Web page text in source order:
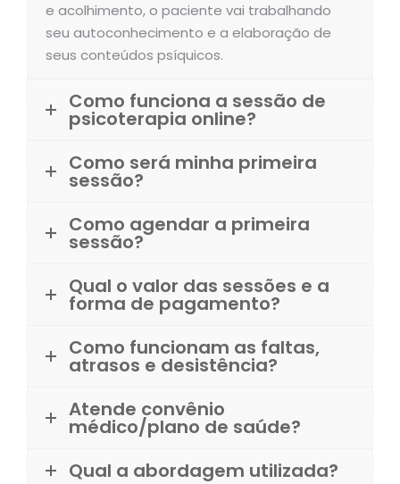
e acolhimento, o paciente vai trabalhando
seu autoconhecimento e a elaboração de
seus conteúdos psíquicos.
Como funciona a sessão de
psicoterapia online?
Como será minha primeira
sessão?
Como agendar a primeira
sessão?
Qual o valor das sessões e a
forma de pagamento?
Como funcionam as faltas,
atrasos e desistência?
Atende convênio
médico/plano de saúde?
Qual a abordagem utilizada?